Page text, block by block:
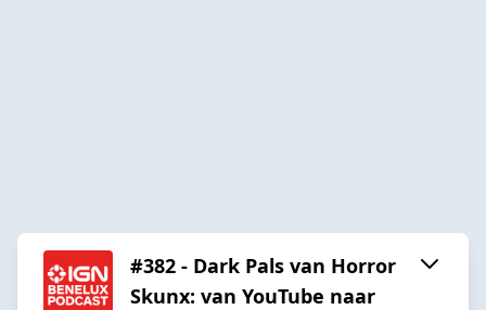
#382 - Dark Pals van Horror
Skunx: van YouTube naar